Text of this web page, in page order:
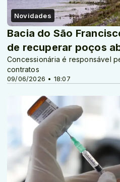
Novidades
09/06/2026 • 18:07
Bacia do São
de recuperar poços
Concessionária é responsável
contratos